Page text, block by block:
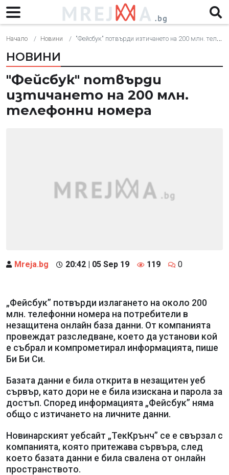
Начало Новини "Фейсбук" потвърди изтичането на 200 млн. телефонни номера
НОВИНИ
"Фейсбук" потвърди
изтичането на 200 млн.
телефонни номера
Mreja.bg 20:42 | 05 Sep 19 119 0
„Фейсбук” потвърди излагането на около 200
млн. телефонни номера на потребители в
незащитена онлайн база данни. От компанията
провеждат разследване, което да установи кой
е събрал и компрометирал информацията, пише
Би Би Си.
Базата данни е била открита в незащитен уеб
сървър, като дори не е била изискана и парола за
достъп. Според информацията „Фейсбук” няма
общо с изтичането на личните данни.
Новинарският уебсайт „ТекКрънч” се е свързал с
компанията, която притежава сървъра, след
което базата данни е била свалена от онлайн
пространството.